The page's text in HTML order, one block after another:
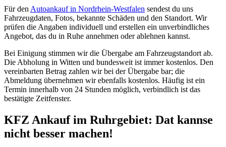
Für den Autoankauf in Nordrhein-Westfalen sendest du uns
Fahrzeugdaten, Fotos, bekannte Schäden und den Standort. Wir
prüfen die Angaben individuell und erstellen ein unverbindliches
Angebot, das du in Ruhe annehmen oder ablehnen kannst.
Bei Einigung stimmen wir die Übergabe am Fahrzeugstandort ab.
Die Abholung in Witten und bundesweit ist immer kostenlos. Den
vereinbarten Betrag zahlen wir bei der Übergabe bar; die
Abmeldung übernehmen wir ebenfalls kostenlos. Häufig ist ein
Termin innerhalb von 24 Stunden möglich, verbindlich ist das
bestätigte Zeitfenster.
KFZ Ankauf im Ruhrgebiet: Dat kannse
nicht besser machen!